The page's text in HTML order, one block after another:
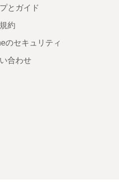
とガイド
約
のセキュリティ
合わせ